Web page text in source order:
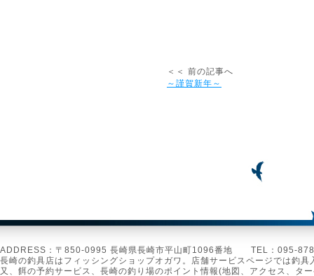
＜＜ 前の記事へ
～謹賀新年～
ADDRESS：〒850-0995 長崎県長崎市平山町1096番地 TEL：
長崎の釣具店はフィッシングショップオガワ。店舗サービスページでは釣
又、餌の予約サービス、長崎の釣り場のポイント情報(地図、アクセス、タ